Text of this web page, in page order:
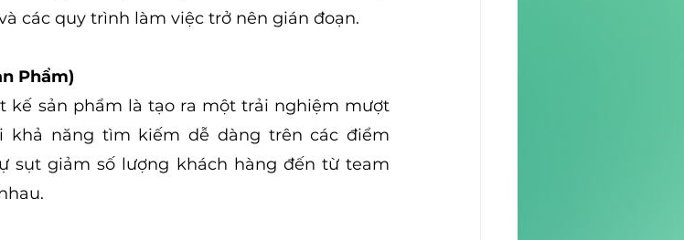
các quy trình làm việc trở nên gián đoạn.
Phẩm)
kế sản phẩm là tạo ra một trải nghiệm mượt
khả năng tìm kiếm dễ dàng trên các điểm
sụt giảm số lượng khách hàng đến từ team